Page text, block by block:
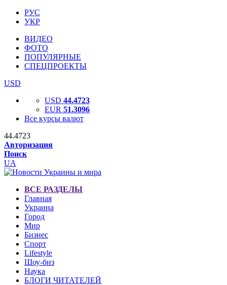
РУС
УКР
ВИДЕО
ФОТО
ПОПУЛЯРНЫЕ
СПЕЦПРОЕКТЫ
USD
USD 44.4723
EUR 51.3096
Все курсы валют
44.4723
Авторизация
Поиск
UA
ВСЕ РАЗДЕЛЫ
Главная
Украина
Город
Мир
Бизнес
Спорт
Lifestyle
Шоу-биз
Наука
БЛОГИ ЧИТАТЕЛЕЙ